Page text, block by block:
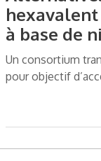
à base de
Un consortium
pour objectif